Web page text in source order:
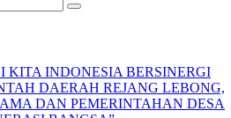
KITA INDONESIA BERSINERGI
DAERAH REJANG LEBONG,
DAN PEMERINTAHAN DESA